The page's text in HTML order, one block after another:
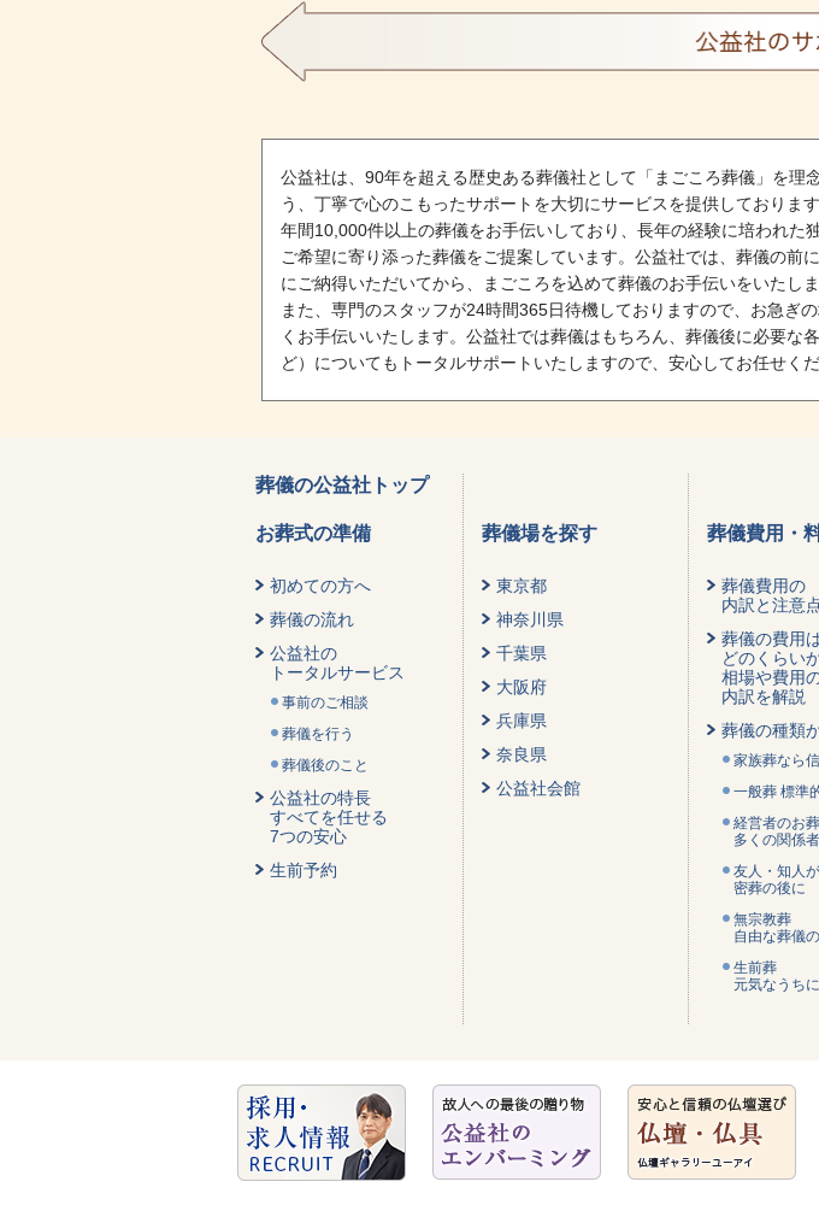
公益社は、90年を超える歴史ある葬儀社として「まごころ葬儀」を理
う、丁寧で心のこもったサポートを大切にサービスを提供しております
年間10,000件以上の葬儀をお手伝いしており、長年の経験に培われ
ご希望に寄り添った葬儀をご提案しています。公益社では、葬儀の
にご納得いただいてから、まごころを込めて葬儀のお手伝いをいたしま
また、専門のスタッフが24時間365日待機しておりますので、お急ぎ
くお手伝いいたします。公益社では葬儀はもちろん、葬儀後に必要
ど）についてもトータルサポートいたしますので、安心してお任せくだ
葬儀の公益社トップ
お葬式の準備
初めての方へ
葬儀の流れ
公益社の
トータルサービス
事前のご相談
葬儀を行う
葬儀後のこと
公益社の特長
すべてを任せる
7つの安心
生前予約
葬儀場を探す
東京都
神奈川県
千葉県
大阪府
兵庫県
奈良県
公益社会館
葬儀費用・
葬儀費用の
内訳と注意
葬儀の費用
どのくらい
相場や費用
内訳を解説
葬儀の種類
家族葬なら
一般葬 標準
経営者のお
多くの関係
友人・知人
密葬の後に
無宗教葬
自由な葬儀
生前葬
元気なうち